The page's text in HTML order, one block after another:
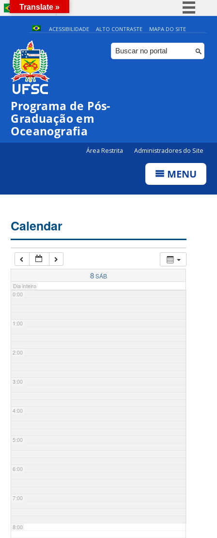
BRASIL
Simplifique!
Comunica BR
Participe
ACESSIBILIDADE ALTO CONTRASTE MAPA DO SITE
Programa de Pós-
Graduação em
Oceanografia
Área Restrita Administradores do Site
MENU
Calendar
8SÁB
Dia inteiro
0:00
1:00
2:00
3:00
4:00
5:00
6:00
7:00
8:00
Translate »